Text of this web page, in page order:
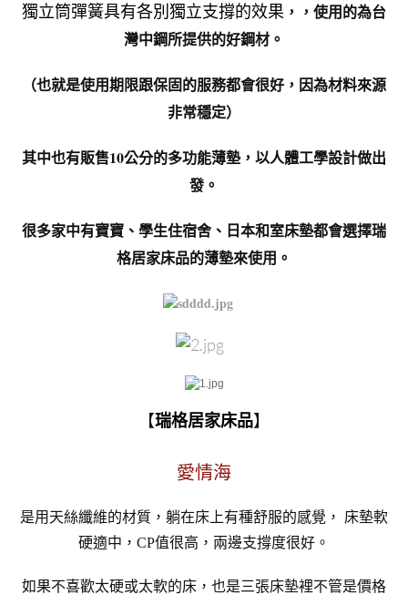
獨立筒彈簧具有各別獨立支撐的效果 ，
，使用的為台
灣中鋼所提供的好鋼材。
（也就是使用期限跟保固的服務都會很好，因為材料來源
非常穩定）
其中也有販售10公分的多功能薄墊，以人體工學設計做出
發。
很多家中有寶寶、學生住宿舍、日本和室床墊都會選擇瑞
格居家床品的薄墊來使用。
【瑞格居家床品】
愛情海
是用天絲纖維的材質，躺在床上有種舒服的感覺， 床墊軟
硬適中，CP值很高，兩邊支撐度很好。
如果不喜歡太硬或太軟的床，也是三張床墊裡不管是價格